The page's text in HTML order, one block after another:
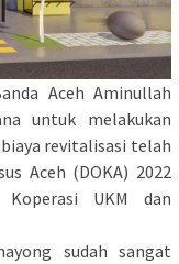
Aceh Aminullah
untuk melakukan
revitalisasi telah
Aceh (DOKA) 2022
UKM dan
sudah sangat